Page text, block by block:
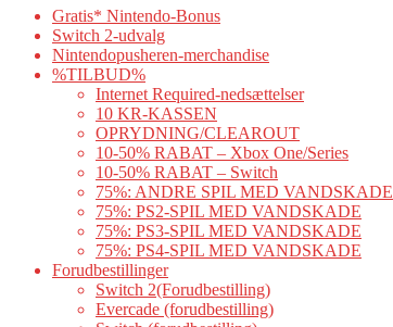
Gratis* Nintendo-Bonus
Switch 2-udvalg
Nintendopusheren-merchandise
%TILBUD%
Internet Required-nedsættelser
10 KR-KASSEN
OPRYDNING/CLEAROUT
10-50% RABAT – Xbox One/Series
10-50% RABAT – Switch
75%: ANDRE SPIL MED VANDSKADE
75%: PS2-SPIL MED VANDSKADE
75%: PS3-SPIL MED VANDSKADE
75%: PS4-SPIL MED VANDSKADE
Forudbestillinger
Switch 2(Forudbestilling)
Evercade (forudbestilling)